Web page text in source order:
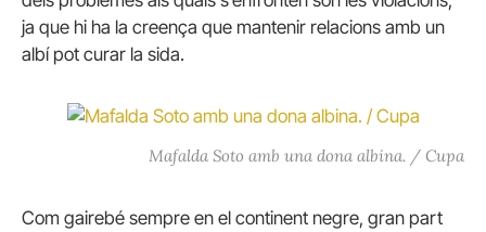
ja que hi ha la creença que mantenir relacions amb un
albí pot curar la sida.
Mafalda Soto amb una dona albina. / Cupa
Com gairebé sempre en el continent negre, gran part